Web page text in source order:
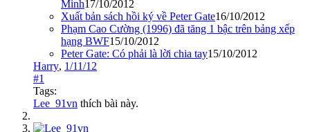
Minh17/10/2012
Xuất bản sách hồi ký về Peter Gate16/10/2012
Phạm Cao Cường (1996) đã tăng 1 bậc trên bảng xếp
hạng BWF15/10/2012
Peter Gate: Có phải là lời chia tay15/10/2012
Harry, 1/11/12
#1
Tags:
Lee_91vn thích bài này.